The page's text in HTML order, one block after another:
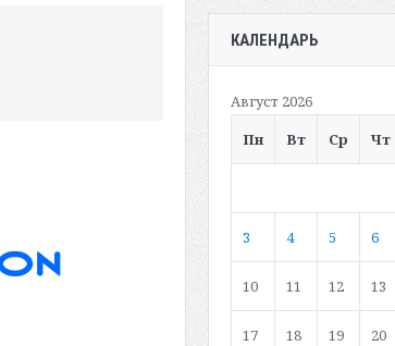
КАЛЕНДАРЬ
Август 2026
Пн
Вт Ср Чт
3 4 5 6
10 11 12 13
17 18 19 20